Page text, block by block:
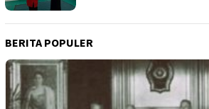
BERITA POPULER